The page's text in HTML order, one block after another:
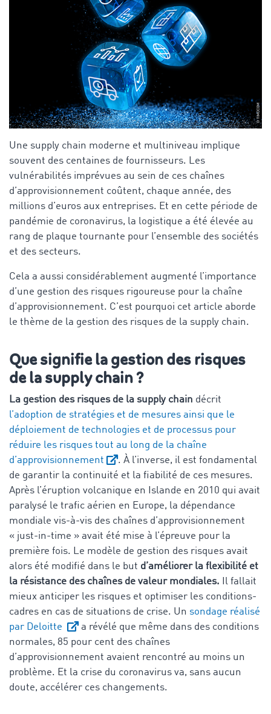
Une supply chain moderne et multiniveau implique
souvent des centaines de fournisseurs. Les
vulnérabilités imprévues au sein de ces chaînes
d’approvisionnement coûtent, chaque année, des
millions d’euros aux entreprises. Et en cette période de
pandémie de coronavirus, la logistique a été élevée au
rang de plaque tournante pour l’ensemble des sociétés
et des secteurs.
Cela a aussi considérablement augmenté l’importance
d’une gestion des risques rigoureuse pour la chaîne
d’approvisionnement. C’est pourquoi cet article aborde
le thème de la gestion des risques de la supply chain.
Que signifie la gestion des risques
de la supply chain ?
La gestion des risques de la supply chain décrit
l’adoption de stratégies et de mesures ainsi que le
déploiement de technologies et de processus pour
réduire les risques tout au long de la chaîne
d’approvisionnement
. À l’inverse, il est fondamental
de garantir la continuité et la fiabilité de ces mesures.
Après l’éruption volcanique en Islande en 2010 qui avait
paralysé le trafic aérien en Europe, la dépendance
mondiale vis-à-vis des chaînes d’approvisionnement
« just-in-time » avait été mise à l’épreuve pour la
première fois. Le modèle de gestion des risques avait
alors été modifié dans le but d’améliorer la flexibilité et
la résistance des chaînes de valeur mondiales.
Il fallait
mieux anticiper les risques et optimiser les conditions-
cadres en cas de situations de crise. Un sondage réalisé
par Deloitte
a révélé que même dans des conditions
normales, 85 pour cent des chaînes
d’approvisionnement avaient rencontré au moins un
problème. Et la crise du coronavirus va, sans aucun
doute, accélérer ces changements.